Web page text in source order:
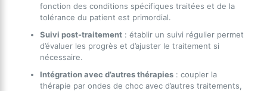
fonction des conditions spécifiques traitées et de la
tolérance du patient est primordial.
Suivi post-traitement: établir un suivi régulier permet
d’évaluer les progrès et d’ajuster le traitement si
nécessaire.
Intégration avec d’autres thérapies: coupler la
thérapie par ondes de choc avec d’autres traitements,